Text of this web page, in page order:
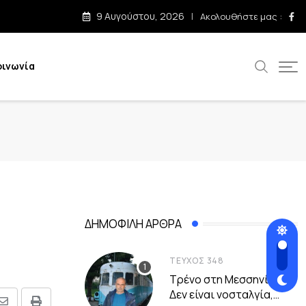
9 Αυγούστου, 2026 Ακολουθήστε μας :
ΔΗΜΟΦΙΛΉ ΆΡΘΡΑ
ΤΕΎΧΟΣ 348
Τρένο στη Μεσσηνία –
Δεν είναι νοσταλγία,